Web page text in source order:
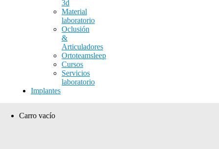
3d
Material
laboratorio
Oclusión
&
Articuladores
Ortoteamsleep
Cursos
Servicios
laboratorio
Implantes
Carro vacío